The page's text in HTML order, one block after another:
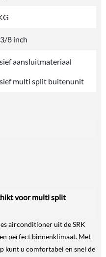
8 inch
aansluitmateriaal
multi split buitenunit
voor multi split
airconditioner uit de SRK
perfect binnenklimaat. Met
kunt u comfortabel en snel de